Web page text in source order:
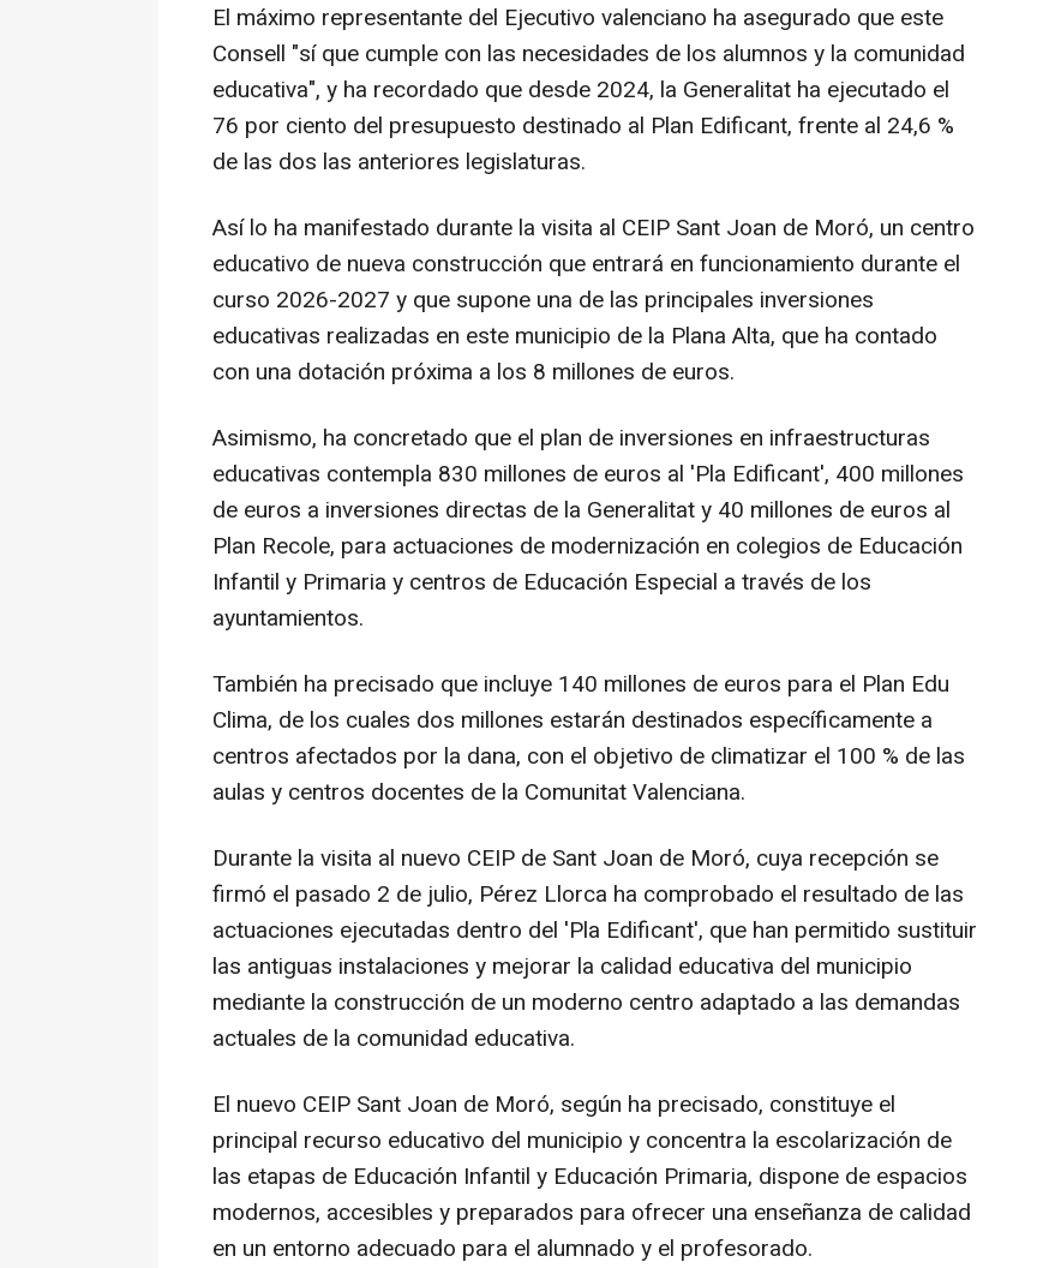
El máximo representante del Ejecutivo valenciano ha asegurado que este
Consell "sí que cumple con las necesidades de los alumnos y la comunidad
educativa", y ha recordado que desde 2024, la Generalitat ha ejecutado el
76 por ciento del presupuesto destinado al Plan Edificant, frente al 24,6 %
de las dos las anteriores legislaturas.
Así lo ha manifestado durante la visita al CEIP Sant Joan de Moró, un centro
educativo de nueva construcción que entrará en funcionamiento durante el
curso 2026-2027 y que supone una de las principales inversiones
educativas realizadas en este municipio de la Plana Alta, que ha contado
con una dotación próxima a los 8 millones de euros.
Asimismo, ha concretado que el plan de inversiones en infraestructuras
educativas contempla 830 millones de euros al 'Pla Edificant', 400 millones
de euros a inversiones directas de la Generalitat y 40 millones de euros al
Plan Recole, para actuaciones de modernización en colegios de Educación
Infantil y Primaria y centros de Educación Especial a través de los
ayuntamientos.
También ha precisado que incluye 140 millones de euros para el Plan Edu
Clima, de los cuales dos millones estarán destinados específicamente a
centros afectados por la dana, con el objetivo de climatizar el 100 % de las
aulas y centros docentes de la Comunitat Valenciana.
Durante la visita al nuevo CEIP de Sant Joan de Moró, cuya recepción se
firmó el pasado 2 de julio, Pérez Llorca ha comprobado el resultado de las
actuaciones ejecutadas dentro del 'Pla Edificant', que han permitido sustituir
las antiguas instalaciones y mejorar la calidad educativa del municipio
mediante la construcción de un moderno centro adaptado a las demandas
actuales de la comunidad educativa.
El nuevo CEIP Sant Joan de Moró, según ha precisado, constituye el
principal recurso educativo del municipio y concentra la escolarización de
las etapas de Educación Infantil y Educación Primaria, dispone de espacios
modernos, accesibles y preparados para ofrecer una enseñanza de calidad
en un entorno adecuado para el alumnado y el profesorado.